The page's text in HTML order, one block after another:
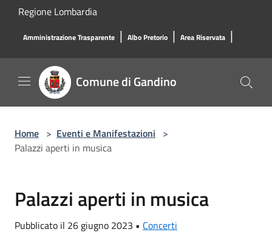
Salta al contenuto principale
Regione Lombardia
Amministrazione Trasparente | Albo Pretorio | Area Riservata |
Comune di Gandino
Home > Eventi e Manifestazioni >
Palazzi aperti in musica
Palazzi aperti in musica
Pubblicato il 26 giugno 2023 • Concerti